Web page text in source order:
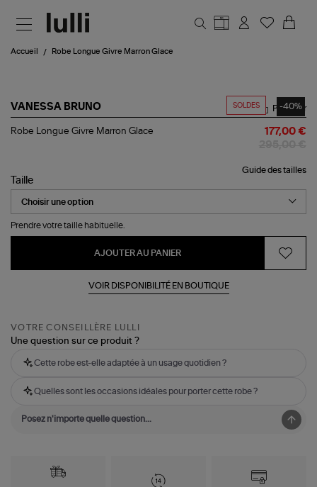
Accueil Robe Longue Givre Marron Glace
SOLDES -40%
VANESSA BRUNO
Robe
Glace
Partager
Robe Longue Givre Marron Glace 177,00 €
Guide des tailles
Taille
Prendre votre taille habituelle.
AJOUTER AU PANIER
VOIR DISPONIBILITÉ EN BOUTIQUE
VOTRE CONSEILLÈRE LULLI
Une question sur ce produit ?
Cette robe est-elle adaptée à un usage quotidien ?
Quelles sont les occasions idéales pour porter cette robe ?